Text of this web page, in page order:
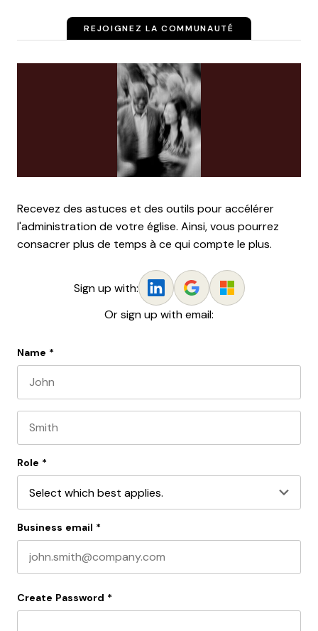
REJOIGNEZ LA COMMUNAUTÉ
Recevez des astuces et des outils pour accélérer
l'administration de votre église. Ainsi, vous pourrez
consacrer plus de temps à ce qui compte le plus.
Sign up with:
Or sign up with email:
Name *
Role *
Business email *
Create Password *